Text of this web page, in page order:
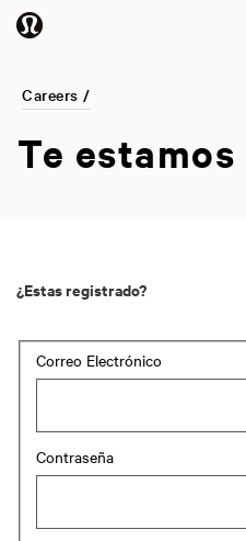
Careers /
Te estamos
¿Estas registrado?
Login: user and password
Correo Electrónico
Contraseña